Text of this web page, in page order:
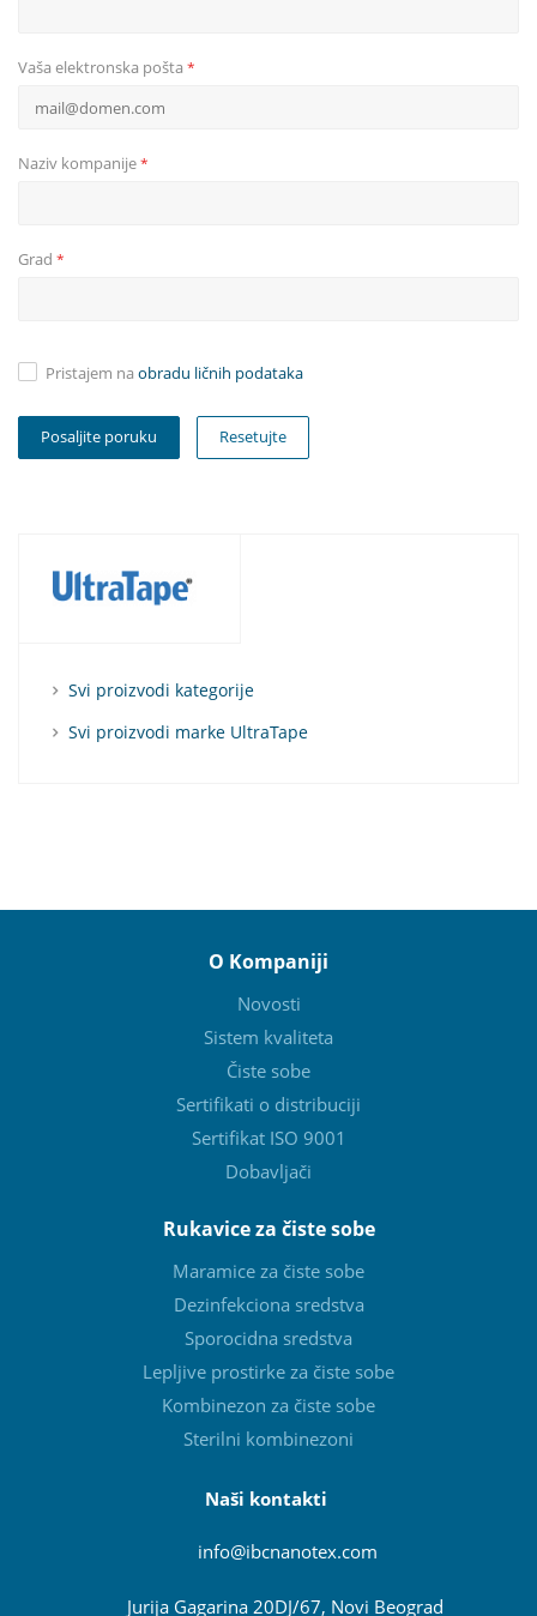
Vaša elektronska pošta *
Naziv kompanije*
Grad *
Pristajem na obradu ličnih podataka
Resetujte
Svi proizvodi kategorije
Svi proizvodi marke UltraTape
O Kompaniji
Novosti
Sistem kvaliteta
Čiste sobe
Sertifikati o distribuciji
Sertifikat ISO 9001
Dobavljači
Rukavice za čiste sobe
Maramice za čiste sobe
Dezinfekciona sredstva
Sporocidna sredstva
Lepljive prostirke za čiste sobe
Kombinezon za čiste sobe
Sterilni kombinezoni
Naši kontakti
info@ibcnanotex.com
Jurija Gagarina 20DJ/67, Novi Beograd